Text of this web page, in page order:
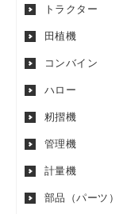
トラクター
田植機
コンバイン
ハロー
籾摺機
管理機
計量機
部品（パーツ）